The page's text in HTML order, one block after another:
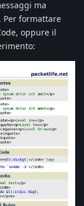
ma
Per formattare
oppure il